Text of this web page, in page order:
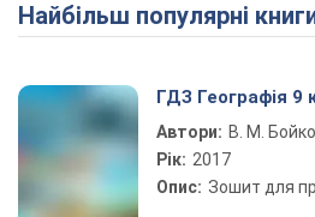
Найбільш популярні
ГДЗ Географія 9
Автори: В. М.
Рік: 2017
Опис: Зошит для